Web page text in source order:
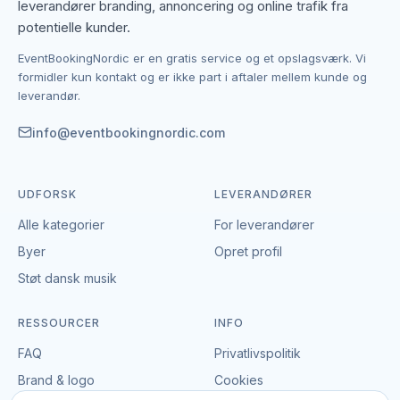
Kontakten foregår altid direkte mellem dig og den
er en åben portal – vi tager hverken gebyr eller
provision, og du laver aftalen på egne vilkår. Det
leverancen og indgå en aftale, der passer til både
leverandører branding, annoncering og online trafik fra
potentielle kunder.
EventBookingNordic er en gratis service og et opslagsværk. Vi
formidler kun kontakt og er ikke part i aftaler mellem kunde og
leverandør.
info@eventbookingnordic.com
UDFORSK
Alle kategorier
Byer
Støt dansk musik
LEVERANDØRER
For leverandører
Opret profil
RESSOURCER
FAQ
Brand & logo
INFO
Privatlivspolitik
Cookies